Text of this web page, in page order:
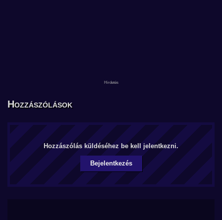
Hozzászólások
Hozzászólás küldéséhez be kell jelentkezni.
Bejelentkezés